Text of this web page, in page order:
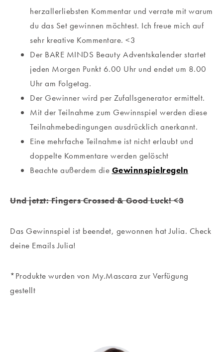
herzallerliebsten Kommentar und verrate mit warum
du das Set gewinnen möchtest. Ich freue mich auf
sehr kreative Kommentare. <3
Der BARE MINDS Beauty Adventskalender startet
jeden Morgen Punkt 6.00 Uhr und endet um 8.00
Uhr am Folgetag.
Der Gewinner wird per Zufallsgenerator ermittelt.
Mit der Teilnahme zum Gewinnspiel werden diese
Teilnahmebedingungen ausdrücklich anerkannt.
Eine mehrfache Teilnahme ist nicht erlaubt und
doppelte Kommentare werden gelöscht
Beachte außerdem die Gewinnspielregeln
Und jetzt: Fingers Crossed & Good Luck! <3
Das Gewinnspiel ist beendet, gewonnen hat Julia. Check
deine Emails Julia!
*Produkte wurden von My.Mascara zur Verfügung
gestellt